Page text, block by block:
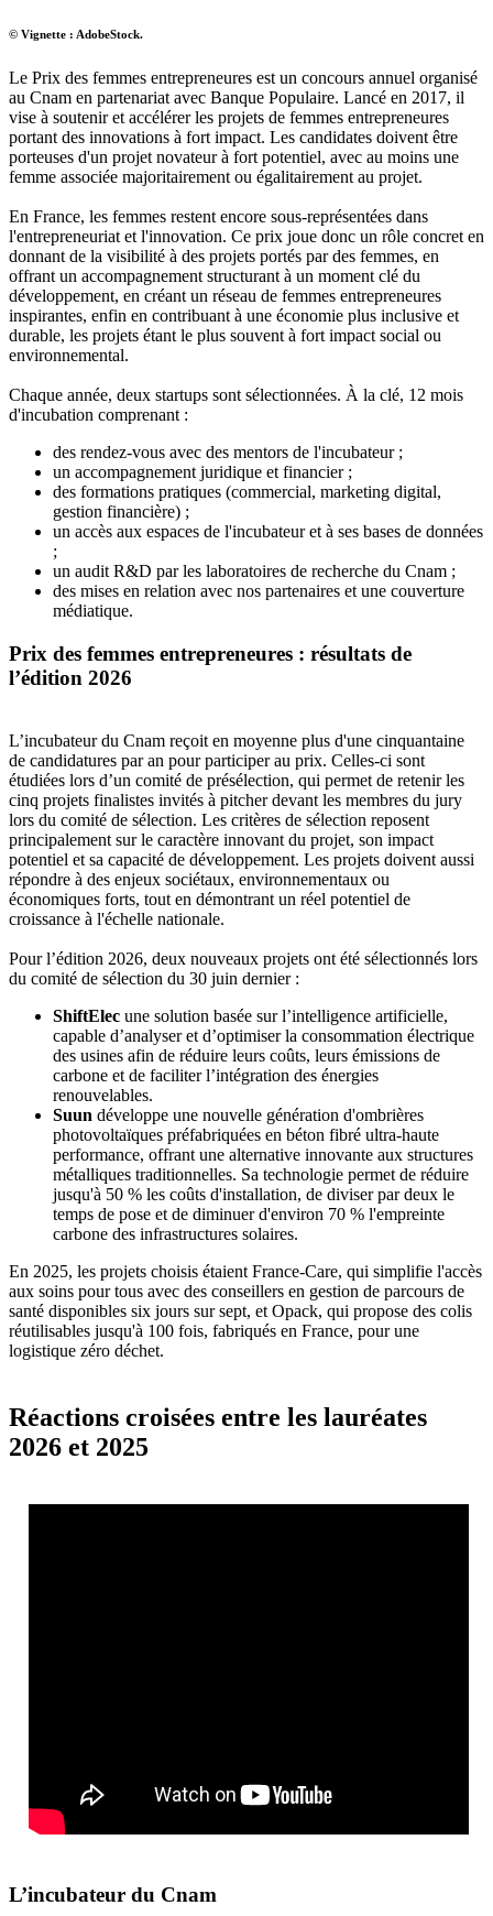
© Vignette : AdobeStock.
Le Prix des femmes entrepreneures est un concours annuel organisé
au Cnam en partenariat avec Banque Populaire. Lancé en 2017, il
vise à soutenir et accélérer les projets de femmes entrepreneures
portant des innovations à fort impact. Les candidates doivent être
porteuses d'un projet novateur à fort potentiel, avec au moins une
femme associée majoritairement ou égalitairement au projet.
En France, les femmes restent encore sous-représentées dans
l'entrepreneuriat et l'innovation. Ce prix joue donc un rôle concret en
donnant de la visibilité à des projets portés par des femmes, en
offrant un accompagnement structurant à un moment clé du
développement, en créant un réseau de femmes entrepreneures
inspirantes, enfin en contribuant à une économie plus inclusive et
durable, les projets étant le plus souvent à fort impact social ou
environnemental.
Chaque année, deux startups sont sélectionnées. À la clé, 12 mois
d'incubation comprenant :
des rendez-vous avec des mentors de l'incubateur ;
un accompagnement juridique et financier ;
des formations pratiques (commercial, marketing digital,
gestion financière) ;
un accès aux espaces de l'incubateur et à ses bases de données
;
un audit R&D par les laboratoires de recherche du Cnam ;
des mises en relation avec nos partenaires et une couverture
médiatique.
Prix des femmes entrepreneures : résultats de
l’édition 2026
L’incubateur du Cnam reçoit en moyenne plus d'une cinquantaine
de candidatures par an pour participer au prix. Celles-ci sont
étudiées lors d’un comité de présélection, qui permet de retenir les
cinq projets finalistes invités à pitcher devant les membres du jury
lors du comité de sélection. Les critères de sélection reposent
principalement sur le caractère innovant du projet, son impact
potentiel et sa capacité de développement. Les projets doivent aussi
répondre à des enjeux sociétaux, environnementaux ou
économiques forts, tout en démontrant un réel potentiel de
croissance à l'échelle nationale.
Pour l’édition 2026, deux nouveaux projets ont été sélectionnés lors
du comité de sélection du 30 juin dernier :
ShiftElec une solution basée sur l’intelligence artificielle,
capable d’analyser et d’optimiser la consommation électrique
des usines afin de réduire leurs coûts, leurs émissions de
carbone et de faciliter l’intégration des énergies
renouvelables.
Suun développe une nouvelle génération d'ombrières
photovoltaïques préfabriquées en béton fibré ultra-haute
performance, offrant une alternative innovante aux structures
métalliques traditionnelles. Sa technologie permet de réduire
jusqu'à 50 % les coûts d'installation, de diviser par deux le
temps de pose et de diminuer d'environ 70 % l'empreinte
carbone des infrastructures solaires.
En 2025, les projets choisis étaient France-Care, qui simplifie l'accès
aux soins pour tous avec des conseillers en gestion de parcours de
santé disponibles six jours sur sept, et Opack, qui propose des colis
réutilisables jusqu'à 100 fois, fabriqués en France, pour une
logistique zéro déchet.
Réactions croisées entre les lauréates
2026 et 2025
L’incubateur du Cnam